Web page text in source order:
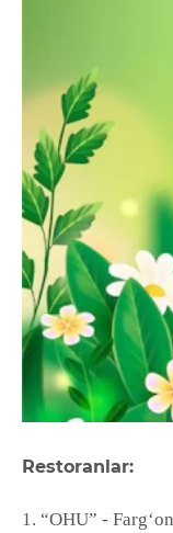
Restoranlar:
1. “OHU” -